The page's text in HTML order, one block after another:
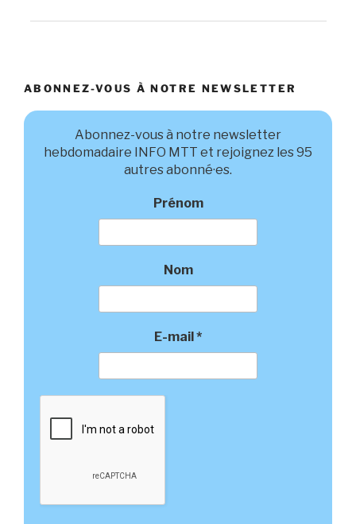
ABONNEZ-VOUS À NOTRE NEWSLETTER
Abonnez-vous à notre newsletter
hebdomadaire INFO MTT et rejoignez les 95
autres abonné·es.
Prénom
Nom
E-mail *